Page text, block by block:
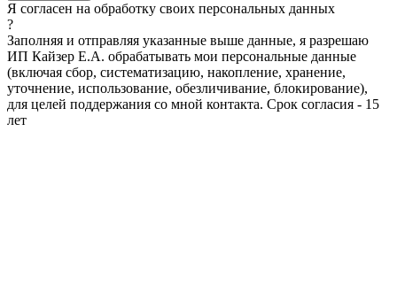
Я согласен на обработку своих персональных данных
?
Заполняя и отправляя указанные выше данные, я разрешаю
ИП Кайзер Е.А. обрабатывать мои персональные данные
(включая сбор, систематизацию, накопление, хранение,
уточнение, использование, обезличивание, блокирование),
для целей поддержания со мной контакта. Срок согласия - 15
лет